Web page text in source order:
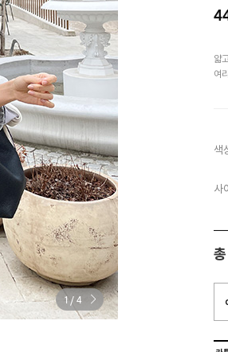
1 / 4
얇
여
색
사